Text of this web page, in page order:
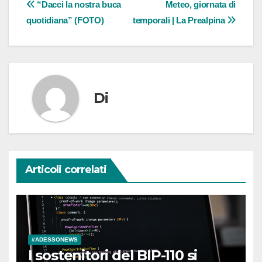
Navigazione
articoli
Meteo, giornata di
temporali | La Prealpina
“Dacci la nostra buca
quotidiana” (FOTO)
Di
Articoli correlati
#ADESSONEWS
I sostenitori del BIP-110 si